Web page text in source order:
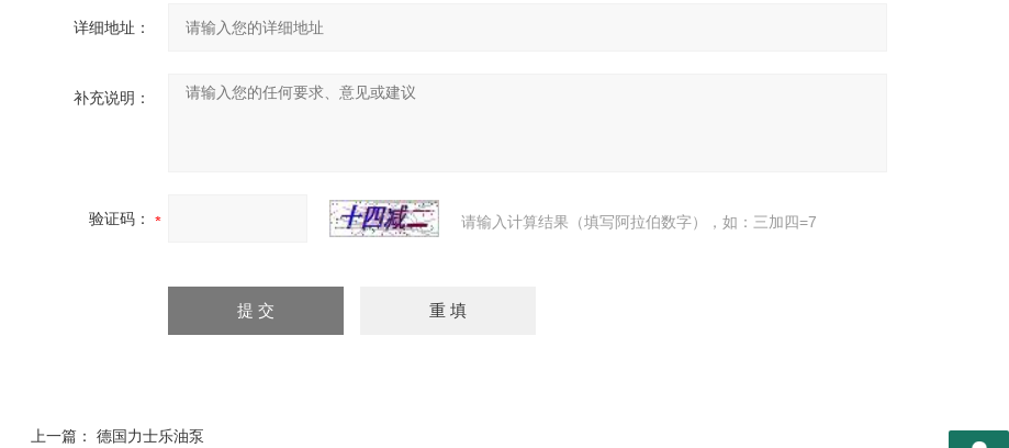
详细地址：
补充说明：
验证码： 请输入计算结果（填写阿拉伯数字），如：三加四=7
上一篇： 德国力士乐油泵